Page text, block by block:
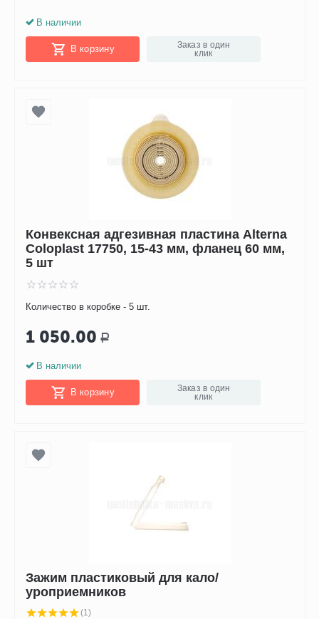
В наличии
В корзину
Заказ в один
клик
Конвексная адгезивная пластина Alterna
Coloplast 17750, 15-43 мм, фланец 60 мм,
5 шт
Количество в коробке - 5 шт.
1 050.00 Р
В наличии
В корзину
Заказ в один
клик
Зажим пластиковый для кало/
уроприемников
(1)